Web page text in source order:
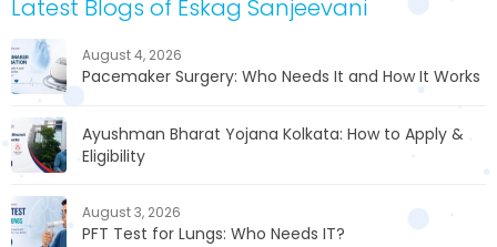
Latest Blogs of Eskag Sanjeevani
August 4, 2026
Pacemaker Surgery: Who Needs It and How It Works
Ayushman Bharat Yojana Kolkata: How to Apply &
Eligibility
August 3, 2026
PFT Test for Lungs: Who Needs IT?